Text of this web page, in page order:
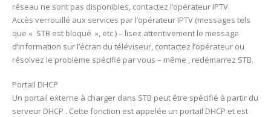
réseau ne sont pas disponibles, contactez l’opérateur IPTV.
Accès verrouillé aux services par l’opérateur IPTV (messages tels
que « STB est bloqué », etc.) – lisez attentivement le message
d’information sur l’écran du téléviseur, contactez l’opérateur ou
résolvez le problème spécifié par vous – même , redémarrez STB.
Portail DHCP
Un portail externe à charger dans STB peut être spécifié à partir du
serveur DHCP . Cette fonction est appelée un portail DHCP et est